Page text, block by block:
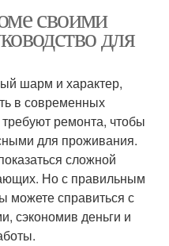
своими
для
шарм и характер,
в современных
ремонта, чтобы
для проживания.
сложной
Но с правильным
можете справиться с
сэкономив деньги и